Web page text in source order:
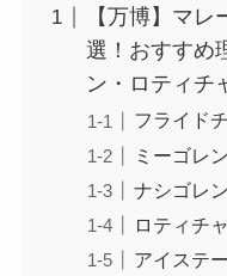
【万博】マ
選！おすすめ
ン・ロティチ
フライド
ミーゴレン
ナシゴレン
ロティチ
アイステ